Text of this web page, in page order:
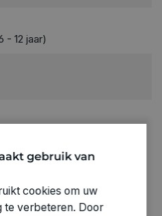
- 12 jaar)
gebruik van
cookies om uw
te verbeteren. Door